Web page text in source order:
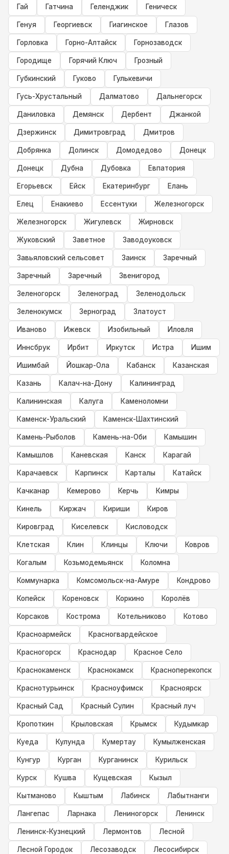
Гай Гатчина Геленджик Геническ
Генуя Георгиевск Гиагинское Глазов
Горловка Горно-Алтайск Горнозаводск
Городище Горячий Ключ Грозный
Губкинский Гуково Гулькевичи
Гусь-Хрустальный Далматово Дальнегорск
Даниловка Демянск Дербент Джанкой
Дзержинск Димитровград Дмитров
Добрянка Долинск Домодедово Донецк
Донецк Дубна Дубовка Евпатория
Егорьевск Ейск Екатеринбург Елань
Елец Енакиево Ессентуки Железногорск
Железногорск Жигулевск Жирновск
Жуковский Заветное Заводоуковск
Завьяловский сельсовет Заинск Заречный
Заречный Заречный Звенигород
Зеленогорск Зеленоград Зеленодольск
Зеленокумск Зерноград Златоуст
Иваново Ижевск Изобильный Иловля
Иннсбрук Ирбит Иркутск Истра Ишим
Ишимбай Йошкар-Ола Кабанск Казанская
Казань Калач-на-Дону Калининград
Калининская Калуга Каменоломни
Каменск-Уральский Каменск-Шахтинский
Камень-Рыболов Камень-на-Оби Камышин
Камышлов Каневская Канск Карагай
Карачаевск Карпинск Карталы Катайск
Качканар Кемерово Керчь Кимры
Кинель Киржач Кириши Киров
Кировград Киселевск Кисловодск
Клетская Клин Клинцы Ключи Ковров
Когалым Козьмодемьянск Коломна
Коммунарка Комсомольск-на-Амуре Кондрово
Копейск Кореновск Коркино Королёв
Корсаков Кострома Котельниково Котово
Красноармейск Красногвардейское
Красногорск Краснодар Красное Село
Краснокаменск Краснокамск Красноперекопск
Краснотурьинск Красноуфимск Красноярск
Красный Сад Красный Сулин Красный луч
Кропоткин Крыловская Крымск Кудымкар
Куеда Кулунда Кумертау Кумылженская
Кунгур Курган Курганинск Курильск
Курск Кушва Кущевская Кызыл
Кытманово Кыштым Лабинск Лабытнанги
Лангепас Ларнака Лениногорск Ленинск
Ленинск-Кузнецкий Лермонтов Лесной
Лесной Городок Лесозаводск Лесосибирск